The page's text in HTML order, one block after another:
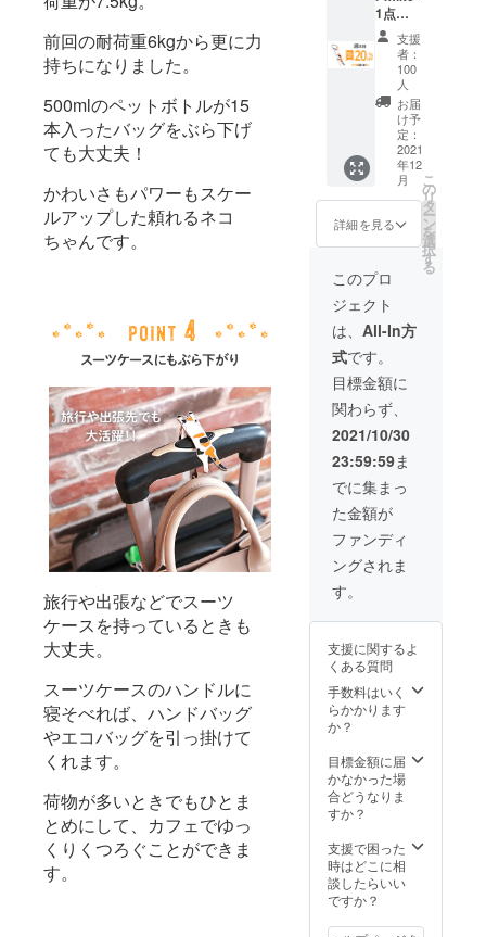
前回の耐荷重6kgから更に力
持ちになりました。
500mlのペットボトルが15
本入ったバッグをぶら下げ
ても大丈夫！
かわいさもパワーもスケー
ルアップした頼れるネコ
ちゃんです。
旅行や出張などでスーツ
ケースを持っているときも
大丈夫。
スーツケースのハンドルに
寝そべれば、ハンドバッグ
やエコバッグを引っ掛けて
くれます。
荷物が多いときでもひとま
とめにして、カフェでゆっ
くりくつろぐことができま
す。
状況、
使用部
材の供
給状
況、製
造工程
上の都
合等に
より出
荷時期
が遅れ
があり
ます。
が販売
予定価
格より
下がる
可能性
もござ
いま
す。 ※
デザイ
ン・仕
様は変
更にな
る可能
す。ご
ださ
い。 ※
状況、
使用部
材の供
給状
況、製
上の都
合等に
荷時期
が遅れ
があり
1点
［一般
販売予
定価格
2980円
の
20%OF
F] ※税込
み.送料
無料 ※
皆様の
ご支援
により
上した
正規販
売価格
が販売
予定価
格より
下がる
可能性
もござ
す。 ※
デザイ
ン・仕
様は変
更にな
る可能
性もご
了承く
ださ
い。 ※
ご注文
状況、
使用部
況、製
造工程
上の都
荷時期
が遅れ
る場合
があり
支援
者：
100
人
お届
け予
定：
2021
年12
月
詳細を見る
こ
の
リ
タ
ー
ン
を
選
択
す
る
このプロ
ジェクト
は、 All-In方
式です。
目標金額に
関わらず、
2021/10/30
23:59:59ま
でに集まっ
た金額が
ファンディ
ングされま
す。
支援に関するよ
くある質問
手数料はいく
らかかります
か？
目標金額に届
かなかった場
合どうなりま
すか？
支援で困った
時はどこに相
談したらいい
ですか？